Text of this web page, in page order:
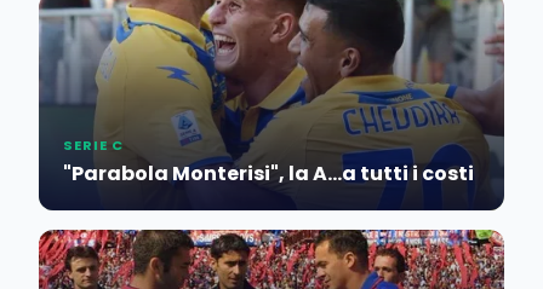
SERIE C
"Parabola Monterisi", la A...a tutti i costi